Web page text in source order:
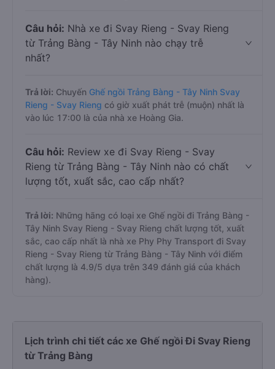
Câu hỏi: Nhà xe đi Svay Rieng - Svay Rieng
từ Trảng Bàng - Tây Ninh nào chạy trễ
nhất?
Trả lời: Chuyến Ghế ngồi Trảng Bàng - Tây Ninh Svay
Rieng - Svay Rieng có giờ xuất phát trễ (muộn) nhất là
vào lúc 17:00 là của nhà xe Hoàng Gia.
Câu hỏi: Review xe đi Svay Rieng - Svay
Rieng từ Trảng Bàng - Tây Ninh nào có chất
lượng tốt, xuất sắc, cao cấp nhất?
Trả lời: Những hãng có loại xe Ghế ngồi đi Trảng Bàng -
Tây Ninh Svay Rieng - Svay Rieng chất lượng tốt, xuất
sắc, cao cấp nhất là nhà xe Phy Phy Transport đi Svay
Rieng - Svay Rieng từ Trảng Bàng - Tây Ninh với điểm
chất lượng là 4.9/5 dựa trên 349 đánh giá của khách
hàng).
Lịch trình chi tiết các xe Ghế ngồi Đi Svay Rieng
từ Trảng Bàng